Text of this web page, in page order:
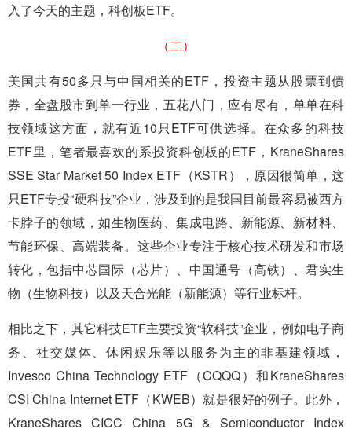
入了今天的主题，科创板ETF。
（二）
美国共有50多只与中国相关的ETF，投资主题从股票到债
券，全盘股市到单一行业，五花八门，应有尽有，单单在科
技领域这方面，就有近10只ETF可供选择。在众多的科技
ETF里，笔者最喜欢的系投资科创板的ETF，KraneShares
SSE Star Market 50 Index ETF（KSTR），原因很简单，这
只ETF专投“硬科技”企业，涉及到的是我国目前最容易被西方
卡脖子的领域，如生物医药、集成电路、新能源、新材料、
节能环保、高端装备。这些企业专注于核心技术研发和市场
转化，包括中芯国际（芯片）、中国通号（高铁）、君实生
物（生物科技）以及天合光能（新能源）等行业标杆。
相比之下，其它科技ETF主要投资“软科技”企业，例如电子商
务、社交媒体、休闲娱乐等以服务为主的非基建领域，
Invesco China Technology ETF（CQQQ）和KraneShares
CSI China Internet ETF（KWEB）就是很好的例子。此外，
KraneShares CICC China 5G & Semiconductor Index